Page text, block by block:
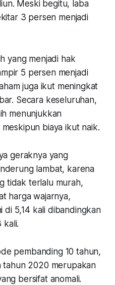
Meski begitu, laba
3 persen menjadi
yang menjadi hak
5 persen menjadi
juga ikut meningkat
Secara keseluruhan,
menunjukkan
biaya ikut naik.
geraknya yang
lambat, karena
tidak terlalu murah,
harga wajarnya,
di 5,14 kali dibandingkan
kali.
pembanding 10 tahun,
tahun 2020 merupakan
bersifat anomali.